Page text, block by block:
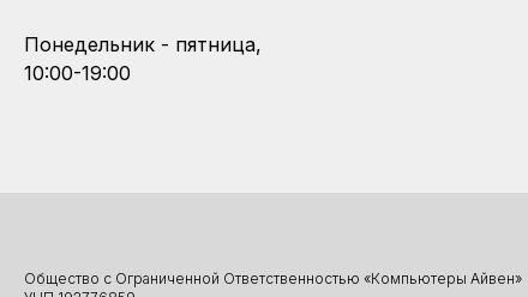
Понедельник - пятница,
10:00-19:00
Общество с Ограниченной Ответственностью «Компьютеры Айвен»